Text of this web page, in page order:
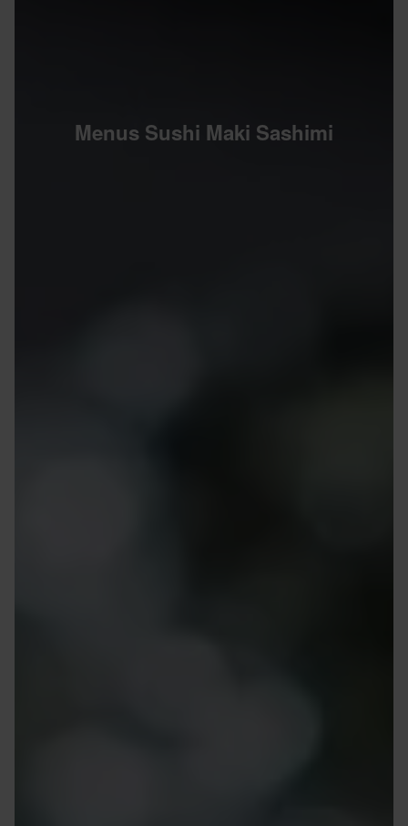
Menus Sushi Maki Sashimi